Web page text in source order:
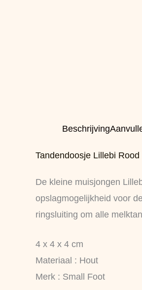
Beschrijving
Tandendoosje Lillebi Rood
De kleine muisjongen
opslagmogelijkheid voor
ringsluiting om alle
4 x 4 x 4 cm
Materiaal : Hout
Merk : Small Foot